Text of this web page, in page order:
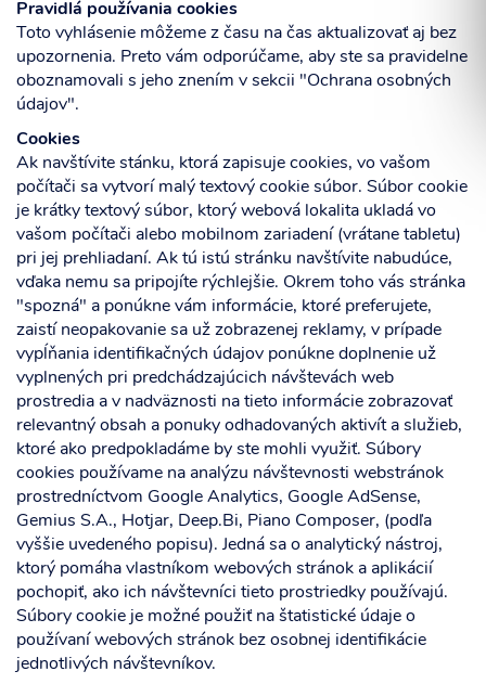
Pravidlá používania cookies
Toto vyhlásenie môžeme z času na čas aktualizovať aj bez
upozornenia. Preto vám odporúčame, aby ste sa pravidelne
oboznamovali s jeho znením v sekcii "Ochrana osobných
údajov".
Cookies
Ak navštívite stánku, ktorá zapisuje cookies, vo vašom
počítači sa vytvorí malý textový cookie súbor. Súbor cookie
je krátky textový súbor, ktorý webová lokalita ukladá vo
vašom počítači alebo mobilnom zariadení (vrátane tabletu)
pri jej prehliadaní. Ak tú istú stránku navštívite nabudúce,
vďaka nemu sa pripojíte rýchlejšie. Okrem toho vás stránka
"spozná" a ponúkne vám informácie, ktoré preferujete,
zaistí neopakovanie sa už zobrazenej reklamy, v prípade
vypĺňania identifikačných údajov ponúkne doplnenie už
vyplnených pri predchádzajúcich návštevách web
prostredia a v nadväznosti na tieto informácie zobrazovať
relevantný obsah a ponuky odhadovaných aktivít a služieb,
ktoré ako predpokladáme by ste mohli využiť. Súbory
cookies používame na analýzu návštevnosti webstránok
prostredníctvom Google Analytics, Google AdSense,
Gemius S.A., Hotjar, Deep.Bi, Piano Composer, (podľa
vyššie uvedeného popisu). Jedná sa o analytický nástroj,
ktorý pomáha vlastníkom webových stránok a aplikácií
pochopiť, ako ich návštevníci tieto prostriedky používajú.
Súbory cookie je možné použiť na štatistické údaje o
používaní webových stránok bez osobnej identifikácie
jednotlivých návštevníkov.
Súhlasím so spracovaním osobných informácií.
ODOSLAŤ